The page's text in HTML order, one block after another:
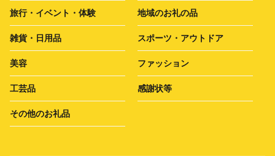
旅行・イベント・体験 地域のお礼の品
雑貨・日用品 スポーツ・アウトドア
美容 ファッション
工芸品 感謝状等
その他のお礼品